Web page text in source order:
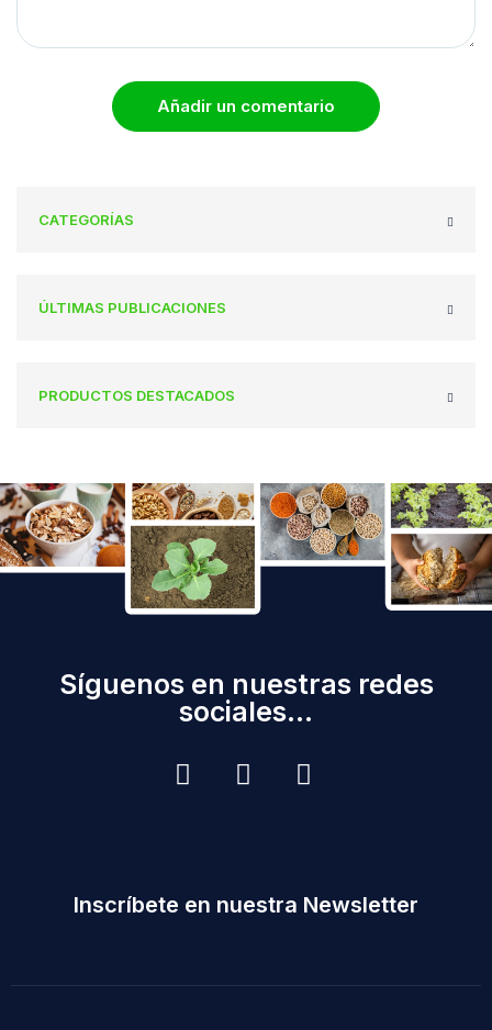
Añadir un comentario
CATEGORÍAS
ÚLTIMAS PUBLICACIONES
PRODUCTOS DESTACADOS
Síguenos en nuestras redes
sociales...
Inscríbete en nuestra Newsletter